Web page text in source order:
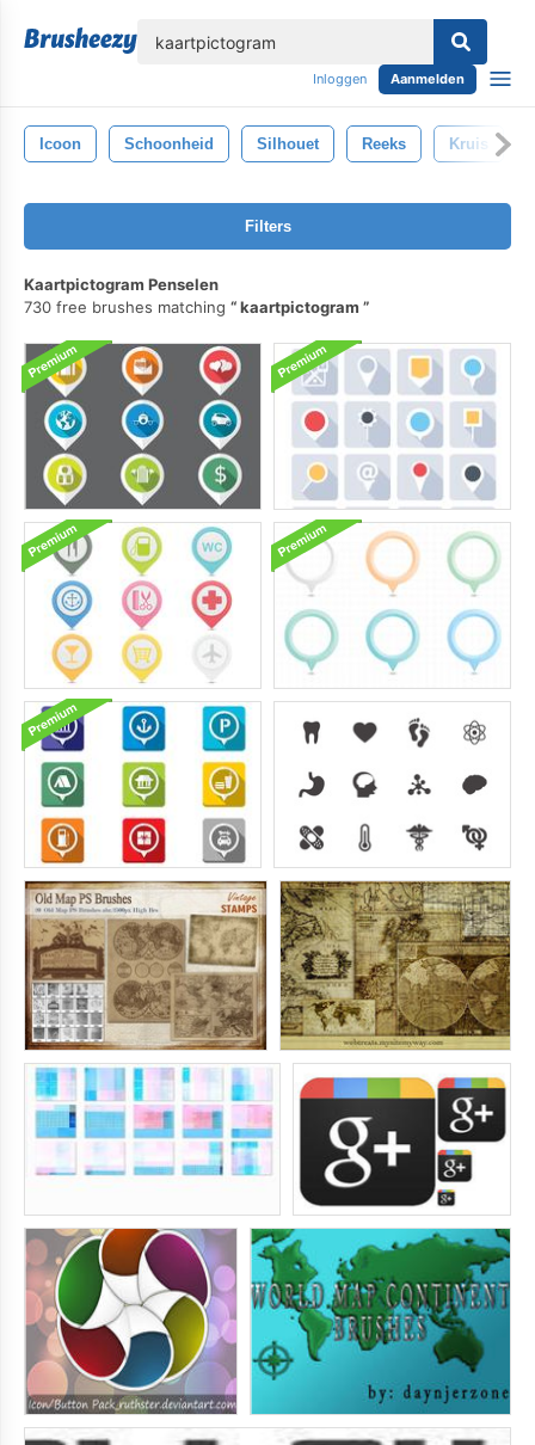
Inloggen Aanmelden
Icoon Schoonheid Silhouet Reeks Kruis
Filters
Kaartpictogram Penselen
730 free brushes matching
kaartpictogram